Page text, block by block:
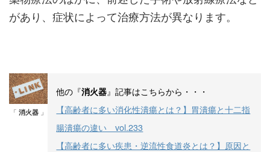
があり、症状によって治療方法が異なります。
「 消火器」
他の『消火器』記事はこちらから・・・
【高齢者に多い消化性潰瘍とは？】胃潰瘍と十二指
腸潰瘍の違い vol.233
【高齢者に多い疾患・逆流性食道炎とは？】原因と